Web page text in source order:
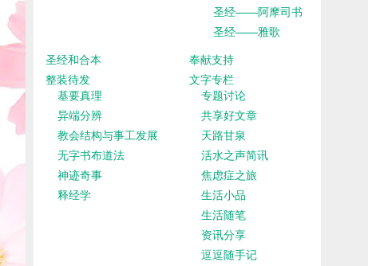
圣经——阿摩司书
圣经——雅歌
圣经和合本
奉献支持
整装待发
基要真理
异端分辨
教会结构与事工发展
无字书布道法
神迹奇事
释经学
文字专栏
专题讨论
共享好文章
天路甘泉
活水之声简讯
焦虑症之旅
生活小品
生活随笔
资讯分享
逗逗随手记